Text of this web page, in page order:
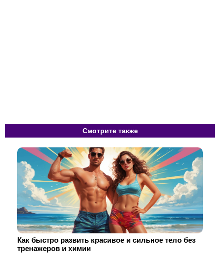
Смотрите также
Как быстро развить красивое и сильное тело без
тренажеров и химии